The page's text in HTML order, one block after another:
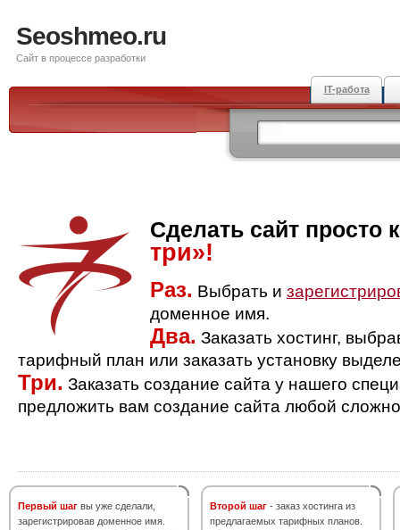
Seoshmeo.ru
Сайт в процессе разработки
IT-работа
Сделать сайт просто
три»!
Раз. Выбрать и
доменное имя.
Два. Заказать хостинг,
тарифный план или заказать установку
Три. Заказать создание сайта у нашего
предложить вам создание сайта любой
Первый шаг вы уже сделали,
зарегистрировав доменное имя.
Второй шаг - заказ хостинга из
предлагаемых тарифных планов.